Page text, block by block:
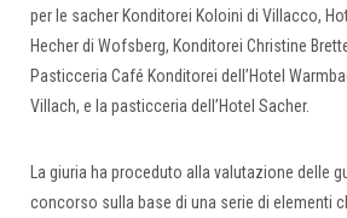
per le sacher Konditorei Koloini di Villacco,
Hecher di Wofsberg, Konditorei Christine
Pasticceria Café Konditorei dell’Hotel
Villach, e la pasticceria dell’Hotel Sacher.
La giuria ha proceduto alla valutazione delle
concorso sulla base di una serie di elementi